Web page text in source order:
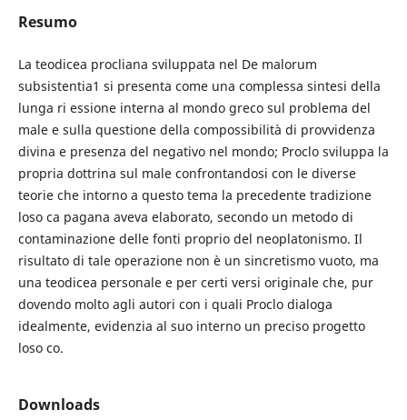
Resumo
La teodicea procliana sviluppata nel De malorum
subsistentia1 si presenta come una complessa sintesi della
lunga ri essione interna al mondo greco sul problema del
male e sulla questione della compossibilità di provvidenza
divina e presenza del negativo nel mondo; Proclo sviluppa la
propria dottrina sul male confrontandosi con le diverse
teorie che intorno a questo tema la precedente tradizione
loso ca pagana aveva elaborato, secondo un metodo di
contaminazione delle fonti proprio del neoplatonismo. Il
risultato di tale operazione non è un sincretismo vuoto, ma
una teodicea personale e per certi versi originale che, pur
dovendo molto agli autori con i quali Proclo dialoga
idealmente, evidenzia al suo interno un preciso progetto
loso co.
Downloads